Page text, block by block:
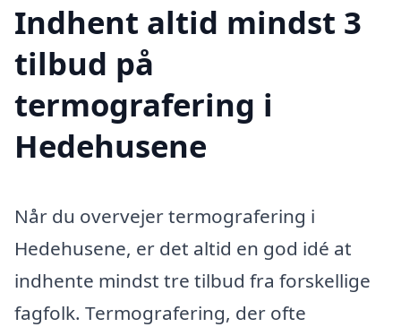
Indhent altid mindst 3
tilbud på
termografering i
Hedehusene
Når du overvejer termografering i
Hedehusene, er det altid en god idé at
indhente mindst tre tilbud fra forskellige
fagfolk. Termografering, der ofte